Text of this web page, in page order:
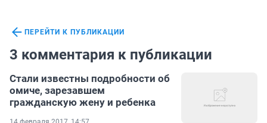
ПЕРЕЙТИ К ПУБЛИКАЦИИ
3 комментария к публикации
Стали известны подробности об
омиче, зарезавшем
гражданскую жену и ребенка